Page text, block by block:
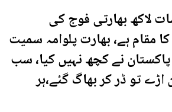
لاکھ بھارتی فوج کی
مقام ہے، بھارت پلوامہ سمیت
نے کچھ نہیں کیا، سب
تو ڈر کر بھاگ گئے،ہر